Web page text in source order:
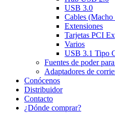
USB 3.0
Cables
Extensiones
Tarjetas PCI
Varios
USB 3.1 Tipo
Fuentes de poder
Adaptadores de
Conócenos
Distribuidor
Contacto
¿Dónde comprar?